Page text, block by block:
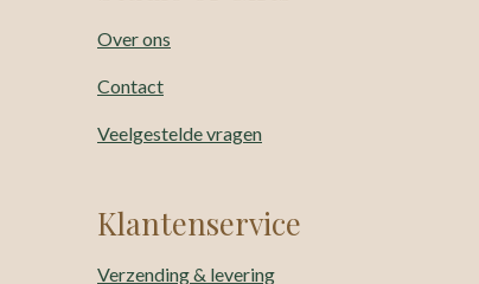
Over ons
Contact
Veelgestelde vragen
Klantenservice
Verzending & levering